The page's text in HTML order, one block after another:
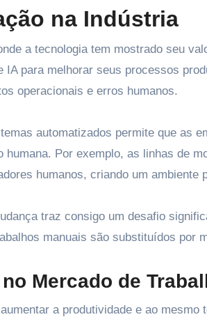
na Indústria
a tecnologia tem mostrado seu
IA para melhorar seus processos
operacionais e erros humanos.
automatizados permite que as
humana. Por exemplo, as linhas de
humanos, criando um ambiente
traz consigo um desafio
manuais são substituídos por
Mercado de
a produtividade e ao